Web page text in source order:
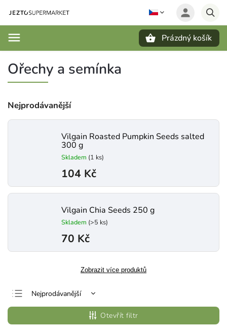
Prázdný košík
Ořechy a semínka
Nejprodávanější
Vilgain Roasted Pumpkin Seeds salted
300 g
Skladem (1 ks)
104 Kč
Vilgain Chia Seeds 250 g
Skladem (>5 ks)
70 Kč
Zobrazit více produktů
Nejprodávanější
Nejlevnější
Nejdražší
Otevřít filtr